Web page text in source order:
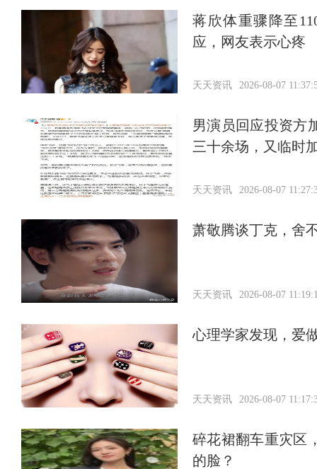
蒋欣体重骤降至
应，网友表示心疼
天天资讯 2026-08-07
男演员回应投资方
三十余场，又临时
天天资讯 2026-08-07
萧敬腾谈丁克，舍
天天资讯 2026-08-07
心理学家发现，爱
天天资讯 2026-08-07
碎花裙翻车重灾区
的脸？